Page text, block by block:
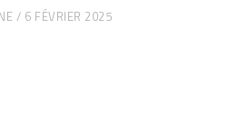
6 FÉVRIER 2025